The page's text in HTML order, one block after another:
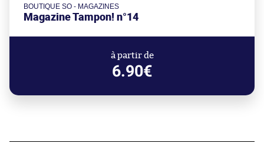
BOUTIQUE SO - MAGAZINES
Magazine Tampon! n°14
à partir de
6.90€